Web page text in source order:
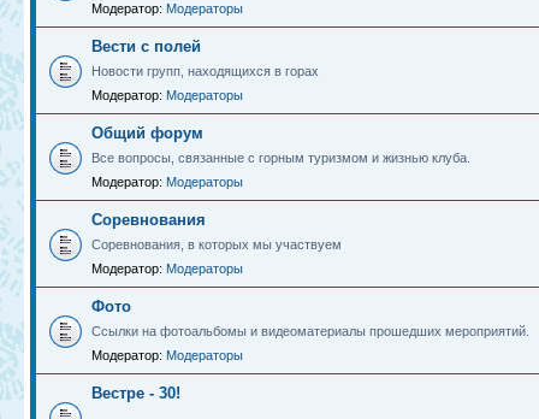
Модератор: Модераторы
Вести с полей
Новости групп, находящихся в горах
Модератор: Модераторы
Общий форум
Все вопросы, связанные с горным туризмом и жизнью клуба.
Модератор: Модераторы
Соревнования
Соревнования, в которых мы участвуем
Модератор: Модераторы
Фото
Ссылки на фотоальбомы и видеоматериалы прошедших мероприятий.
Модератор: Модераторы
Вестре - 30!